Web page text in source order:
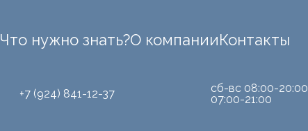
Что нужно знать?О компанииКонтакты
+7 (924) 841-12-37
сб-вс 08:00-20:00
07:00-21:00